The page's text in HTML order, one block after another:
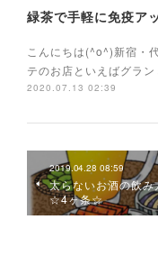
緑茶で手軽に免疫ア
こんにちは(^o^)新宿・
テのお店といえばグラ
2020.07.13 02:39
2019.04.28 08:59
太らないお酒の飲み
☆4ヶ条☆